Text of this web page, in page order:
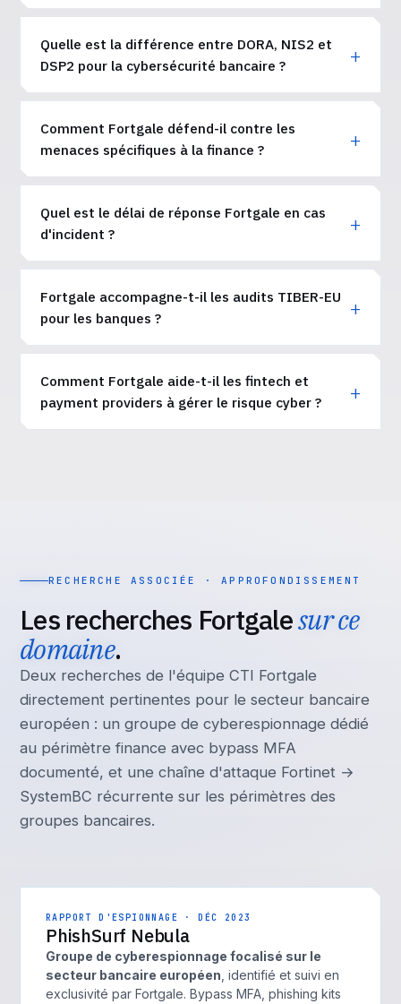
Quelle est la différence entre DORA, NIS2 et
DSP2 pour la cybersécurité bancaire ?
Comment Fortgale défend-il contre les
menaces spécifiques à la finance ?
Quel est le délai de réponse Fortgale en cas
d'incident ?
Fortgale accompagne-t-il les audits TIBER-EU
pour les banques ?
Comment Fortgale aide-t-il les fintech et
payment providers à gérer le risque cyber ?
RECHERCHE ASSOCIÉE · APPROFONDISSEMENT
Les recherches Fortgalesur ce
domaine.
Deux recherches de l'équipe CTI Fortgale
directement pertinentes pour le secteur bancaire
européen : un groupe de cyberespionnage dédié
au périmètre finance avec bypass MFA
documenté, et une chaîne d'attaque Fortinet →
SystemBC récurrente sur les périmètres des
groupes bancaires.
RAPPORT D'ESPIONNAGE · DÉC 2023
PhishSurf Nebula
Groupe de cyberespionnage focalisé sur le
secteur bancaire européen , identifié et suivi en
exclusivité par Fortgale. Bypass MFA, phishing kits